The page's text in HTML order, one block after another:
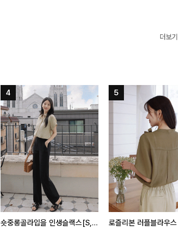
더보기
숏중롱골라입을 인생슬랙스[S,M,L,XL사이즈] 로즐리본 러플블라우스